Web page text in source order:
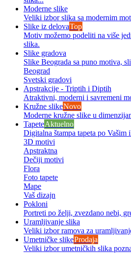
Moderne slike
Veliki izbor slika sa modernim
Slike iz delovaTop
Motiv možemo podeliti na više
slika.
Slike gradova
Slike Beograda sa puno motiva,
Beograd
Svetski gradovi
Apstrakcije - Triptih i Diptih
Atraktivni, moderni i savremeni
Kružne slikeNovo
Moderne kružne slike u
TapeteAktuelno
Digitalna štampa tapeta po Vašim
3D motivi
Apstraktna
Dečiji motivi
Flora
Foto tapete
Mape
Vaš dizajn
Pokloni
Portreti po želji, zvezdano nebi,
Uramljivanje slika
Veliki izbor ramova za
Umetničke slikeProdaja
Veliki izbor umetničkih slika